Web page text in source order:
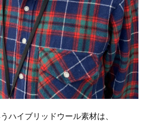
ハイブリッドウール素材は、